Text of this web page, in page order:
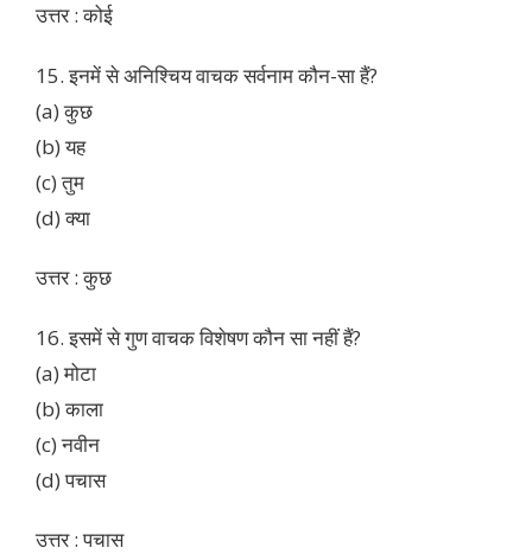
उत्तर : कोई
15. इनमें से अनिश्चिय वाचक सर्वनाम कौन-सा हैं?
(a) कुछ
(b) यह
(c) तुम
(d) क्या
उत्तर : कुछ
16. इसमें से गुण वाचक विशेषण कौन सा नहीं हैं?
(a) मोटा
(b) काला
(c) नवीन
(d) पचास
उत्तर : पचास